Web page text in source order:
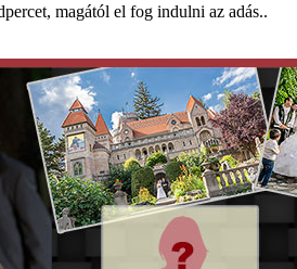
magától el fog indulni az adás..